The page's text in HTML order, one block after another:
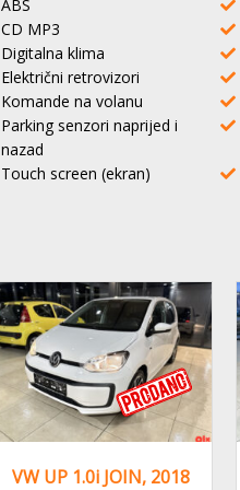
ABS
CD MP3
Digitalna klima
Električni retrovizori
Komande na volanu
Parking senzori naprijed i
nazad
Touch screen (ekran)
VW GOLF 6 1.6 TDI